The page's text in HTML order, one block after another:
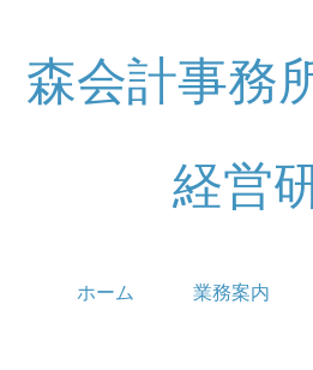
森会計事務
経営
ホーム 業務案内